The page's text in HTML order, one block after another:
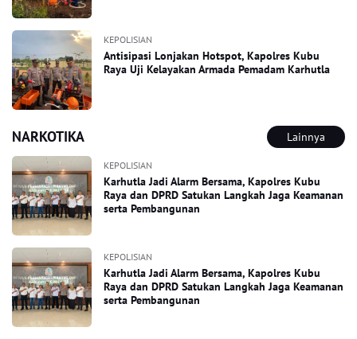
KEPOLISIAN
Antisipasi Lonjakan Hotspot, Kapolres Kubu
Raya Uji Kelayakan Armada Pemadam Karhutla
NARKOTIKA Lainnya
KEPOLISIAN
Karhutla Jadi Alarm Bersama, Kapolres Kubu
Raya dan DPRD Satukan Langkah Jaga Keamanan
serta Pembangunan
KEPOLISIAN
Karhutla Jadi Alarm Bersama, Kapolres Kubu
Raya dan DPRD Satukan Langkah Jaga Keamanan
serta Pembangunan